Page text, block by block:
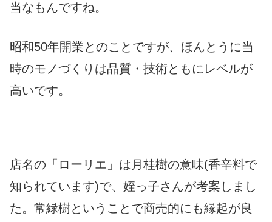
当なもんですね。
昭和50年開業とのことですが、ほんとうに当
時のモノづくりは品質・技術ともにレベルが
高いです。
店名の「ローリエ」は月桂樹の意味(香辛料で
知られています)で、姪っ子さんが考案しまし
た。常緑樹ということで商売的にも縁起が良